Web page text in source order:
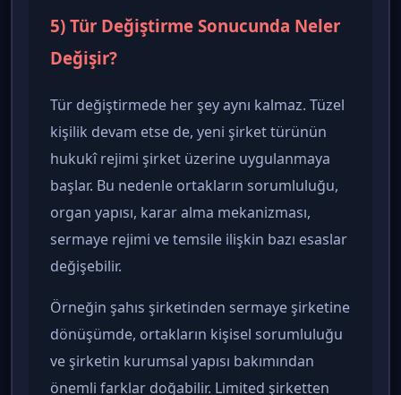
5) Tür Değiştirme Sonucunda Neler
Değişir?
Tür değiştirmede her şey aynı kalmaz. Tüzel
kişilik devam etse de, yeni şirket türünün
hukukî rejimi şirket üzerine uygulanmaya
başlar. Bu nedenle ortakların sorumluluğu,
organ yapısı, karar alma mekanizması,
sermaye rejimi ve temsile ilişkin bazı esaslar
değişebilir.
Örneğin şahıs şirketinden sermaye şirketine
dönüşümde, ortakların kişisel sorumluluğu
ve şirketin kurumsal yapısı bakımından
önemli farklar doğabilir. Limited şirketten